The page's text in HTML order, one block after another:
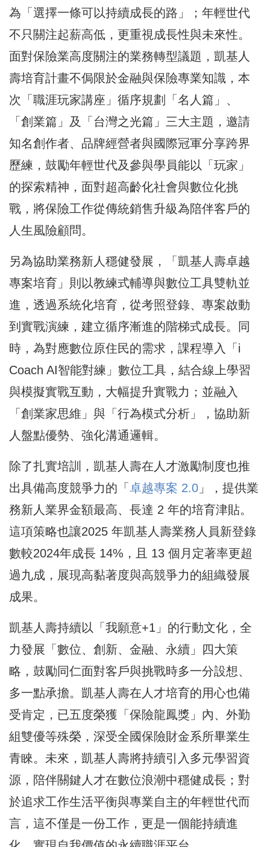
為「選擇一條可以持續成長的路」；年輕世代
不只關注起薪高低，更重視成長性與未來性。
面對保險業高度關注的業務轉型議題，凱基人
壽培育計畫不侷限於金融與保險專業知識，本
次「職涯玩家講座」循序規劃「名人篇」、
「創業篇」及「台灣之光篇」三大主題，邀請
知名創作者、品牌經營者與國際冠軍分享跨界
歷練，鼓勵年輕世代及參與學員能以「玩家」
的探索精神，面對超高齡化社會與數位化挑
戰，將保險工作從傳統銷售升級為陪伴客戶的
人生風險顧問。
另為協助業務新人穩健發展，「凱基人壽卓越
專案培育」則以教練式輔導與數位工具雙軌並
進，透過系統化培育，從考照登錄、專案啟動
到實戰演練，建立循序漸進的階梯式成長。同
時，為對應數位原住民的需求，課程導入「i
Coach AI智能對練」數位工具，結合線上學習
與模擬實戰互動，大幅提升實戰力；並融入
「創業家思維」與「行為模式分析」，協助新
人盤點優勢、強化溝通邏輯。
除了扎實培訓，凱基人壽在人才激勵制度也推
出具備高度競爭力的「卓越專案 2.0 」，提供業
務新人業界金額最高、長達 2 年的培育津貼。
這項策略也讓2025 年凱基人壽業務人員新登錄
數較2024年成長 14%，且 13 個月定著率更超
過九成，展現高黏著度與高競爭力的組織發展
成果。
凱基人壽持續以「我願意+1」的行動文化，全
力發展「數位、創新、金融、永續」四大策
略，鼓勵同仁面對客戶與挑戰時多一分設想、
多一點承擔。凱基人壽在人才培育的用心也備
受肯定，已五度榮獲「保險龍鳳獎」內、外勤
組雙優等殊榮，深受全國保險財金系所畢業生
青睞。未來，凱基人壽將持續引入多元學習資
源，陪伴關鍵人才在數位浪潮中穩健成長；對
於追求工作生活平衡與專業自主的年輕世代而
言，這不僅是一份工作，更是一個能持續進